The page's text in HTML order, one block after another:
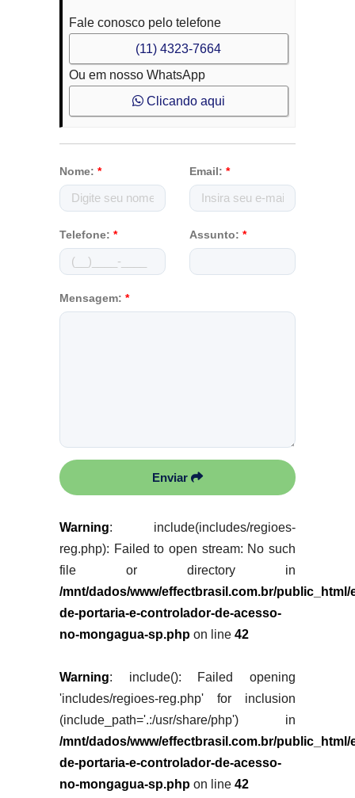
Fale conosco pelo telefone
(11) 4323-7664
Ou em nosso WhatsApp
Clicando aqui
Nome: * Email: *
Telefone: * Assunto: *
Mensagem: *
Enviar
Warning: include(includes/regioes-
reg.php): Failed to open stream: No such
file or directory in
/mnt/dados/www/effectbrasil.com.br/public_html/
de-portaria-e-controlador-de-acesso-
no-mongagua-sp.phpon line 42
Warning: include(): Failed opening
'includes/regioes-reg.php' for inclusion
(include_path='.:/usr/share/php') in
/mnt/dados/www/effectbrasil.com.br/public_html/
de-portaria-e-controlador-de-acesso-
no-mongagua-sp.phpon line 42